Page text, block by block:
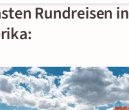
Rundreisen in